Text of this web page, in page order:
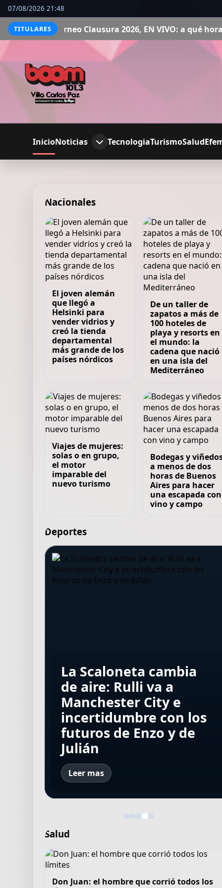
07/08/2026 21:48
TITULARES
2026, EN VIVO: a qué hora juegan, formaciones
InicioNoticias TecnologiaTurismoSalud
Nacionales
El joven alemán
que llegó a
Helsinki para
vender vidrios y
creó la tienda
departamental
más grande de los
países nórdicos
De un taller de
zapatos a más de
100 hoteles de
playa y resorts en
el mundo: la
cadena que nació
en una isla del
Mediterráneo
Viajes de mujeres:
solas o en grupo,
el motor
imparable del
nuevo turismo
Bodegas y
a menos de dos
horas de Buenos
Aires para hacer
una escapada con
vino y campo
Deportes
Rosario Central vs
Aldosivi, por el Torneo
Clausura 2026, EN
VIVO: a qué hora
juegan, formaciones y
cómo ver el partido
Murió Miguel
Ignomiriello, el padre
de “La Tercera que
Mata” y uno de los
grandes maestros del
fútbol argentino
Rivadavia vs
Estudiantes (RC), por el
Torneo Clausura 2026,
EN VIVO: a qué hora
juegan, formaciones y
cómo ver el partido
La Scaloneta cambia
de aire: Rulli va a
Manchester City e
incertidumbre con los
futuros de Enzo y de
Julián
Leer mas
ambulancia a ser el 9
de Boca: Enner
Valencia y su bizarro
episodio de
Eliminatorias con
Ecuador
Salud
Don Juan: el hombre que corrió todos los